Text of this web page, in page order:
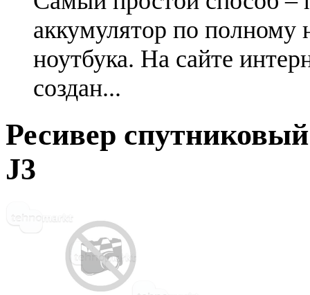
аккумулятор по
ноутбука. На сайте
создан...
Ресивер
J3